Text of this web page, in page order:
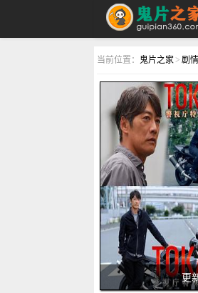
鬼片之家
当前位置： 鬼片之家 > 剧
更